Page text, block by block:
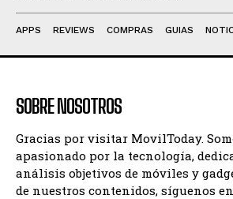
APPS REVIEWS COMPRAS GUIAS
SOBRE NOSOTROS
Gracias por visitar MovilToday.
apasionado por la tecnología,
análisis objetivos de móviles y
de nuestros contenidos, síguenos